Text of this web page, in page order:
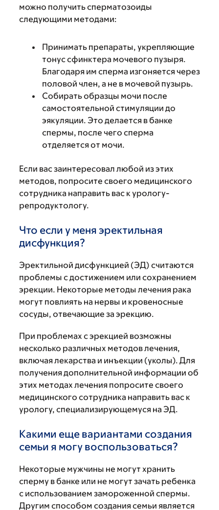
можно получить сперматозоиды
следующими методами:
Принимать препараты, укрепляющие
тонус сфинктера мочевого пузыря.
Благодаря им сперма изгоняется через
половой член, а не в мочевой пузырь.
Собирать образцы мочи после
самостоятельной стимуляции до
эякуляции. Это делается в банке
спермы, после чего сперма
отделяется от мочи.
Если вас заинтересовал любой из этих
методов, попросите своего медицинского
сотрудника направить вас к урологу-
репродуктологу.
Что если у меня эректильная
дисфункция?
Эректильной дисфункцией (ЭД) считаются
проблемы с достижением или сохранением
эрекции. Некоторые методы лечения рака
могут повлиять на нервы и кровеносные
сосуды, отвечающие за эрекцию.
При проблемах с эрекцией возможны
несколько различных методов лечения,
включая лекарства и инъекции (уколы). Для
получения дополнительной информации об
этих методах лечения попросите своего
медицинского сотрудника направить вас к
урологу, специализирующемуся на ЭД.
Какими еще вариантами создания
семьи я могу воспользоваться?
Некоторые мужчины не могут хранить
сперму в банке или не могут зачать ребенка
с использованием замороженной спермы.
Другим способом создания семьи является